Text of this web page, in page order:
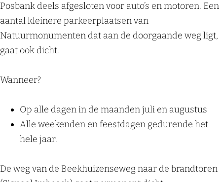
Posbank deels afgesloten voor auto’s en motoren. Een
aantal kleinere parkeerplaatsen van
Natuurmonumenten dat aan de doorgaande weg ligt,
gaat ook dicht.
Wanneer?
Op alle dagen in de maanden juli en augustus
Alle weekenden en feestdagen gedurende het
hele jaar.
De weg van de Beekhuizenseweg naar de brandtoren